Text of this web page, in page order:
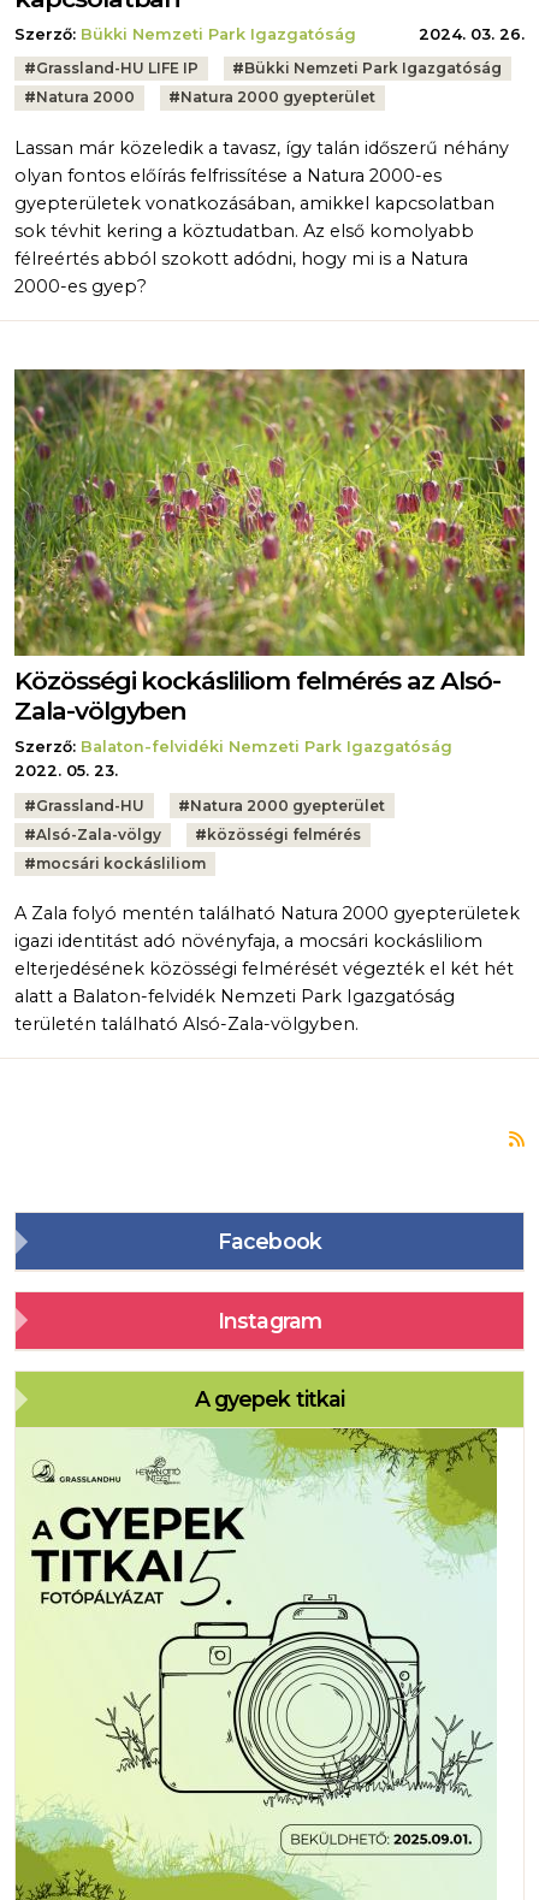
Szerző: Bükki Nemzeti Park Igazgatóság
2024. 03. 26.
Tags:
#Grassland-HU LIFE IP #Bükki Nemzeti Park Igazgatóság
#Natura 2000 #Natura 2000 gyepterület
Lassan már közeledik a tavasz, így talán időszerű néhány
olyan fontos előírás felfrissítése a Natura 2000-es
gyepterületek vonatkozásában, amikkel kapcsolatban
sok tévhit kering a köztudatban. Az első komolyabb
félreértés abból szokott adódni, hogy mi is a Natura
2000-es gyep?
Közösségi kockásliliom felmérés az Alsó-
Zala-völgyben
Szerző: Balaton-felvidéki Nemzeti Park Igazgatóság
2022. 05. 23.
Tags:
#Grassland-HU #Natura 2000 gyepterület
#Alsó-Zala-völgy # közösségi felmérés
#mocsári kockásliliom
A Zala folyó mentén található Natura 2000 gyepterületek
igazi identitást adó növényfaja, a mocsári kockásliliom
elterjedésének közösségi felmérését végezték el két hét
alatt a Balaton-felvidék Nemzeti Park Igazgatóság
területén található Alsó-Zala-völgyben.
Facebook
Instagram
A gyepek titkai